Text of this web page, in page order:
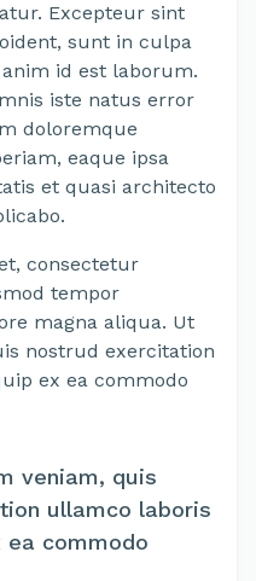
Excepteur sint
sunt in culpa
id est laborum.
iste natus error
doloremque
eaque ipsa
et quasi architecto
consectetur
tempor
magna aliqua. Ut
nostrud exercitation
ex ea commodo
veniam, quis
ullamco laboris
commodo